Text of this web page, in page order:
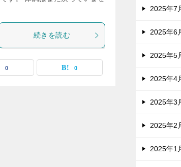
続きを読む
0 0
2025年7
2025年6
2025年5
2025年4
2025年3
2025年2
2025年1